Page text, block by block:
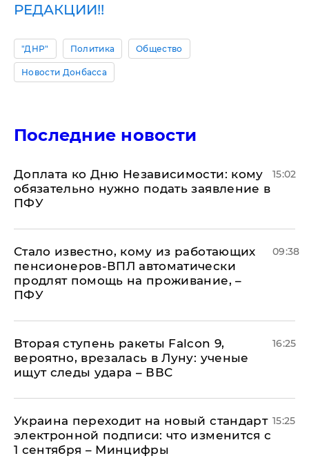
РЕДАКЦИИ!!
"ДНР" Политика Общество
Новости Донбасса
Последние новости
Доплата ко Дню Независимости: кому
обязательно нужно подать заявление в
ПФУ
15:02
Стало известно, кому из работающих
пенсионеров-ВПЛ автоматически
продлят помощь на проживание, –
ПФУ
09:38
Вторая ступень ракеты Falcon 9,
вероятно, врезалась в Луну: ученые
ищут следы удара – ВВС
16:25
Украина переходит на новый стандарт
электронной подписи: что изменится с
1 сентября – Минцифры
15:25